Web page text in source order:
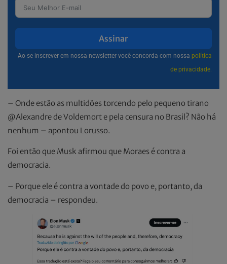
Assinar
Ao se inscrever em nossa newsletter você concorda com nossa política
de privacidade.
– Onde estão as multidões torcendo pelo pequeno tirano
@Alexandre de Voldemort e pela censura no Brasil? Não há
nenhum – apontou Lorusso.
Foi então que Musk afirmou que Moraes é contra a
democracia.
– Porque ele é contra a vontade do povo e, portanto, da
democracia – respondeu.